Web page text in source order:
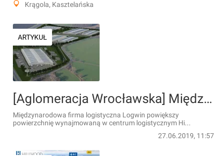
Krągola, Kasztelańska
ARTYKUŁ
[Aglomeracja Wrocławska] Międzynarodowa firma logistyczna zwiększa powierzchnię najmu w Hillwood Wrocław Wschód I
Międzynarodowa firma logistyczna Logwin powiększy
powierzchnię wynajmowaną w centrum logistycznym Hi...
27.06.2019, 11:57